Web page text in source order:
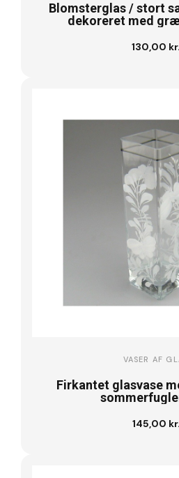
Blomsterglas / stort
dekoreret med
130,00 kr.
Læg i kurv
VASER AF
Firkantet glasvase
145,00 kr.
Se vare